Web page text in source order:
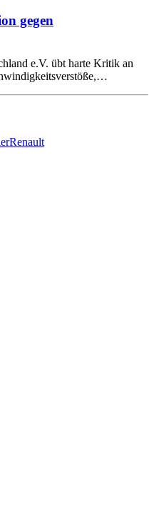
gegen
e.V. übt harte Kritik an
Renault